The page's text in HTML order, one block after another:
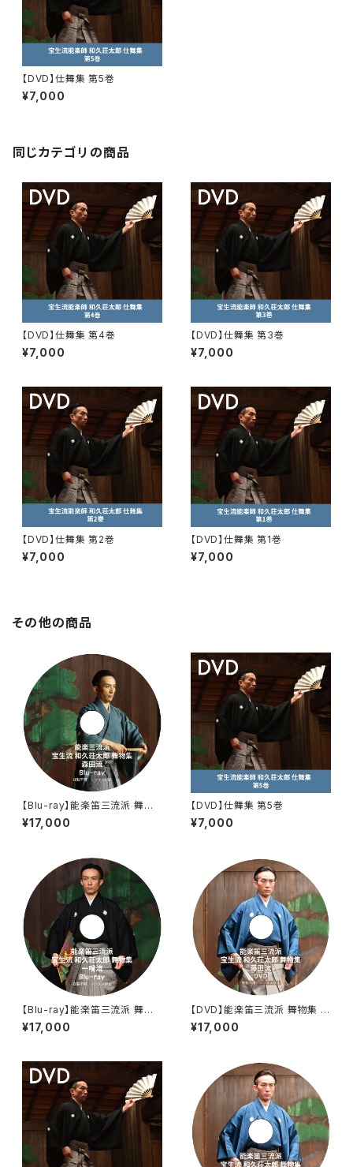
【DVD】仕舞集 第5巻
¥7,000
同じカテゴリの商品
【DVD】仕舞集 第4巻
¥7,000
【DVD】仕舞集 第3巻
¥7,000
【DVD】仕舞集 第2巻
¥7,000
【DVD】仕舞集 第1巻
¥7,000
その他の商品
【Blu-ray】能楽笛三流派 舞物
集 森田流
¥17,000
【DVD】仕舞集 第5巻
¥7,000
【Blu-ray】能楽笛三流派 舞物
集 一噌流
¥17,000
【DVD】能楽笛三流派 舞物集 藤
田流
¥17,000